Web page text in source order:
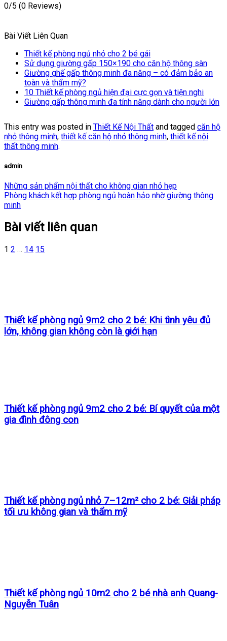
0/5 (0 Reviews)
Bài Viết Liên Quan
Thiết kế phòng ngủ nhỏ cho 2 bé gái
Sử dụng giường gấp 150×190 cho căn hộ thông sàn
Giường ghế gấp thông minh đa năng – có đảm bảo an
toàn và thẩm mỹ?
10 Thiết kế phòng ngủ hiện đại cực gọn và tiện nghi
Giường gấp thông minh đa tính năng dành cho người lớn
This entry was posted in Thiết Kế Nội Thất and tagged căn hộ
nhỏ thông minh, thiết kế căn hộ nhỏ thông minh, thiết kế nội
thất thông minh.
admin
Những sản phẩm nội thất cho không gian nhỏ hẹp
Phòng khách kết hợp phòng ngủ hoàn hảo nhờ giường thông
minh
Bài viết liên quan
1 2 … 14 15
Thiết kế phòng ngủ 9m2 cho 2 bé: Khi tình yêu đủ
lớn, không gian không còn là giới hạn
Thiết kế phòng ngủ 9m2 cho 2 bé: Bí quyết của một
gia đình đông con
Thiết kế phòng ngủ nhỏ 7–12m² cho 2 bé: Giải pháp
tối ưu không gian và thẩm mỹ
Thiết kế phòng ngủ 10m2 cho 2 bé nhà anh Quang-
Nguyễn Tuân